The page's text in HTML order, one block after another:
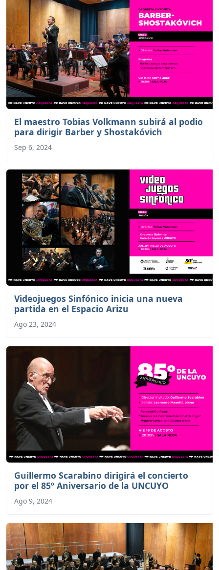
El maestro Tobias Volkmann subirá al podio
para dirigir Barber y Shostakóvich
Sep 6, 2024
Videojuegos Sinfónico inicia una nueva
partida en el Espacio Arizu
Ago 23, 2024
Guillermo Scarabino dirigirá el concierto
por el 85º Aniversario de la UNCUYO
Ago 9, 2024